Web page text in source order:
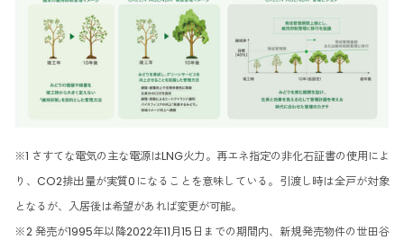
※1 さすてな電気の主な電源はLNG火力。再エネ指定の非化石証書の使用によ
り、CO2排出量が実質0になることを意味している。引渡し時は全戸が対象
となるが、入居後は希望があれば変更が可能。
※2 発売が1995年以降2022年11月15日までの期間内、新規発売物件の世田谷